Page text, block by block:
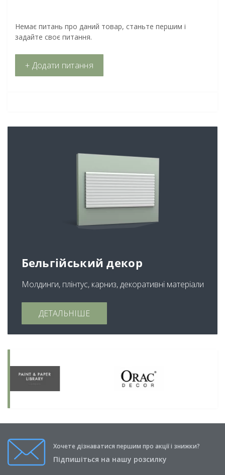
Немає питань про даний товар, станьте першим і
задайте своє питання.
+ Додати питання
Бельгійський декор
Молдинги, плінтус, карниз, декоративні матеріали
ДЕТАЛЬНІШЕ
Хочете дізнаватися першим про акції і знижки?
Підпишіться на нашу розсилку